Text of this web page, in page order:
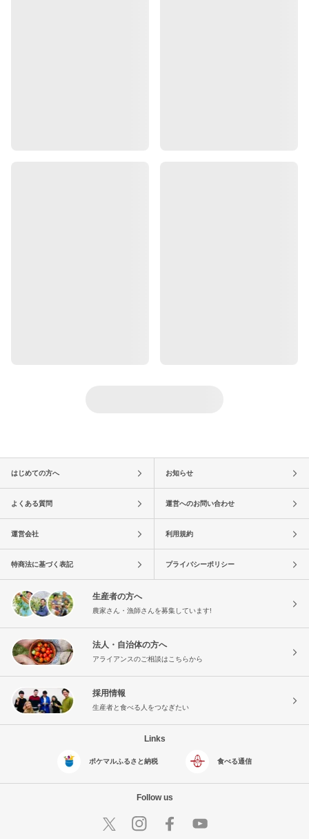
はじめての方へ お知らせ
よくある質問 運営へのお問い合わせ
運営会社 利用規約
特商法に基づく表記 プライバシーポリシー
生産者の方へ
農家さん・漁師さんを募集しています!
法人・自治体の方へ
アライアンスのご相談はこちらから
採用情報
生産者と食べる人をつなぎたい
Links
ポケマルふるさと納税 食べる通信
Follow us